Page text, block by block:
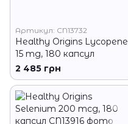
Артикул: CN13732
Healthy Origins Lycopene
15 mg, 180 капсул
2 485 грн